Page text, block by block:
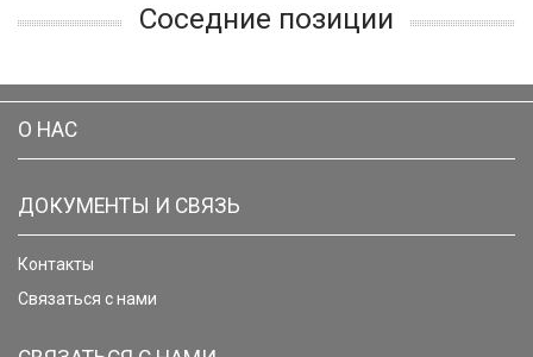
Соседние позиции
О НАС
ДОКУМЕНТЫ И СВЯЗЬ
Контакты
Связаться с нами